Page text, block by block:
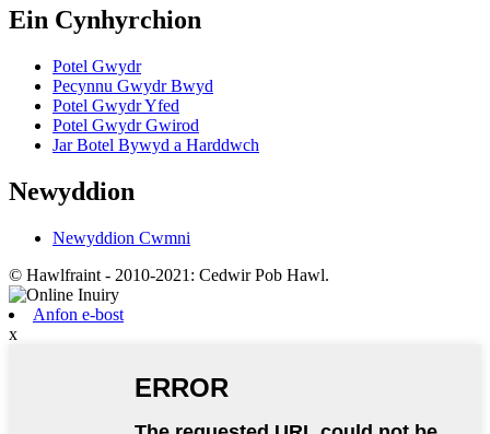
Ein Cynhyrchion
Potel Gwydr
Pecynnu Gwydr Bwyd
Potel Gwydr Yfed
Potel Gwydr Gwirod
Jar Botel Bywyd a Harddwch
Newyddion
Newyddion Cwmni
© Hawlfraint - 2010-2021: Cedwir Pob Hawl.
Anfon e-bost
x